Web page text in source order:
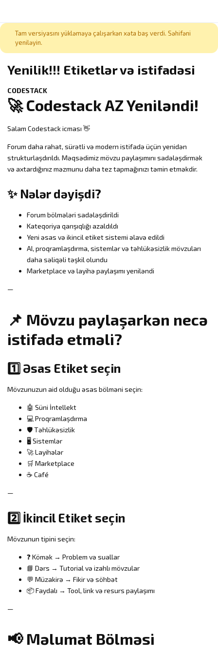
Tam versiyasını yükləməyə çalışarkən xəta baş verdi. Səhifəni
yeniləyin.
Yenilik!!! Etiketlər və istifadəsi
CODESTACK
🚀 Codestack AZ Yeniləndi!
Salam Codestack icması 👋
Forum daha rahat, sürətli və modern istifadə üçün yenidən
strukturlaşdırıldı. Məqsədimiz mövzu paylaşımını sadələşdirmək
və axtardığınız məzmunu daha tez tapmağınızı təmin etməkdir.
✨ Nələr dəyişdi?
Forum bölmələri sadələşdirildi
Kateqoriya qarışıqlığı azaldıldı
Yeni əsas və ikincil etiket sistemi əlavə edildi
AI, proqramlaşdırma, sistemlər və təhlükəsizlik mövzuları
daha səliqəli təşkil olundu
Marketplace və layihə paylaşımı yeniləndi
—
📌 Mövzu paylaşarkən necə
istifadə etməli?
1️⃣ Əsas Etiket seçin
Mövzunuzun aid olduğu əsas bölməni seçin:
🤖 Süni İntellekt
💻 Proqramlaşdırma
🛡 Təhlükəsizlik
🖥 Sistemlər
🚀 Layihələr
🛒 Marketplace
☕ Café
—
2️⃣ İkincil Etiket seçin
Mövzunun tipini seçin:
❓ Kömək → Problem və suallar
📘 Dərs → Tutorial və izahlı mövzular
💬 Müzakirə → Fikir və söhbət
📦 Faydalı → Tool, link və resurs paylaşımı
—
📢 Məlumat Bölməsi